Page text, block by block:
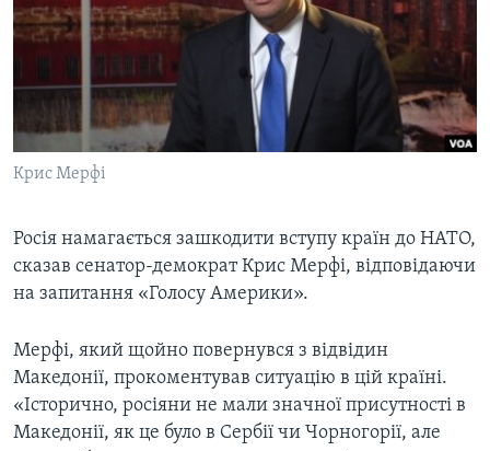
СУСПІЛЬСТВО
ЕКОНОМІКА
ІСТОРІЇ УСПІХУ УКРАЇНЦІВ
ТЕЛЕПРОГРАМИ
ЧАС-TIME
БРИФІНГ ГОЛОСУ АМЕРИКИ
СТУДІЯ ВАШИНГТОН
ПРАЙМ-ТАЙМ
ПОГЛЯД З ВАШИНГТОНА
ENGLISH
Learning English
Мови
Крис Мерфі
Росія намагається зашкодити вступу країн до НАТО,
сказав сенатор-демократ Крис Мерфі, відповідаючи
на запитання «Голосу Америки».
Мерфі, який щойно повернувся з відвідин
Македонії, прокоментував ситуацію в цій країні.
«Історично, росіяни не мали значної присутності в
Македонії, як це було в Сербії чи Чорногорії, але